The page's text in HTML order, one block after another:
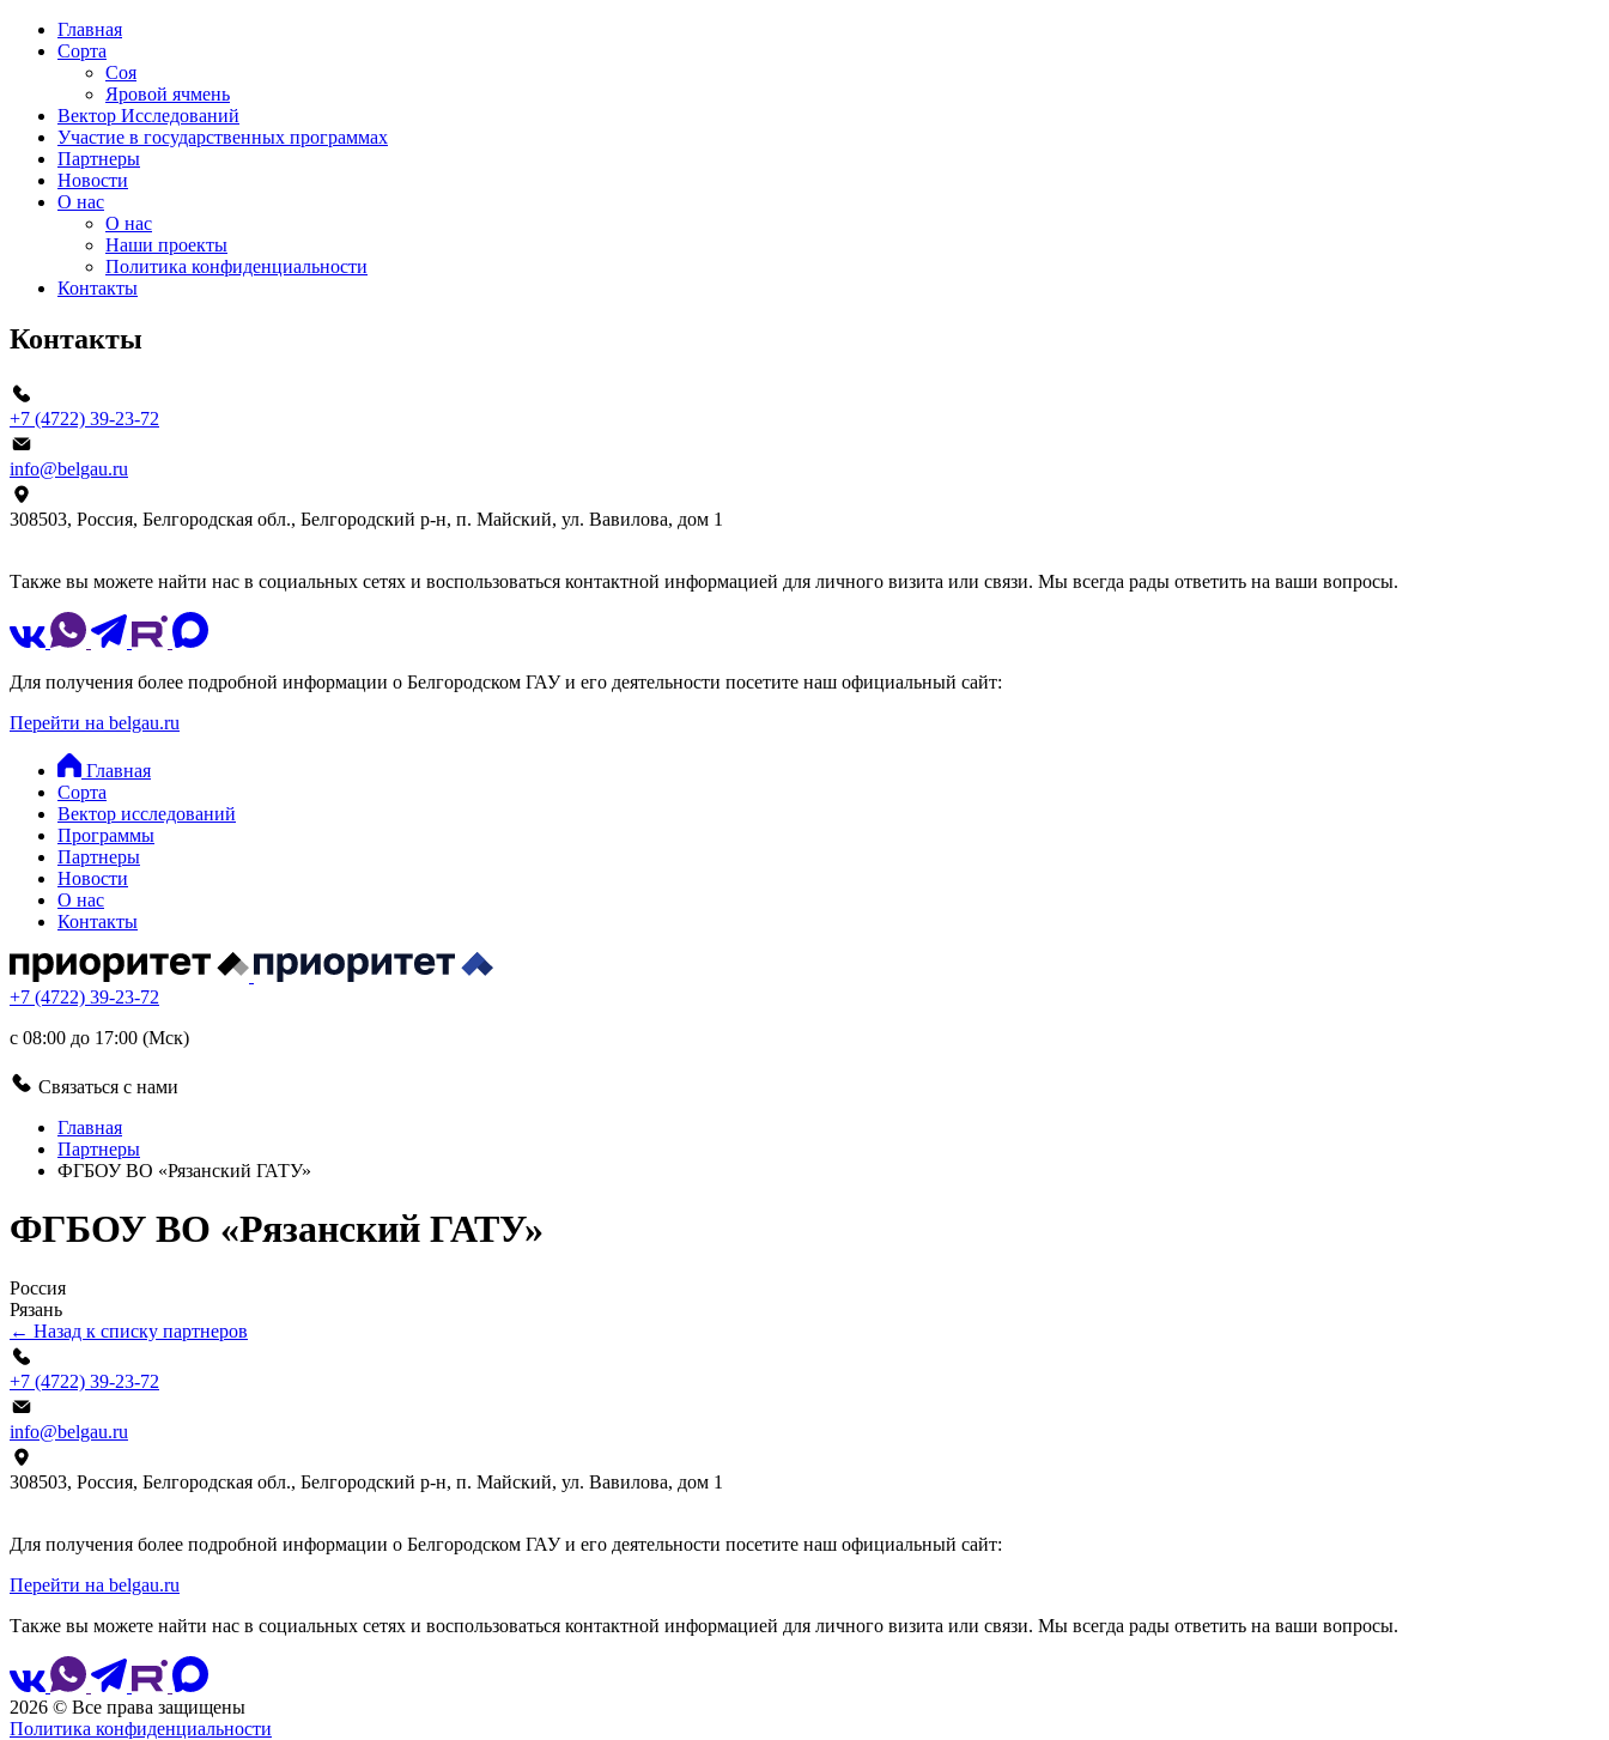
Главная
Сорта
Соя
Яровой ячмень
Вектор Исследований
Участие в государственных программах
Партнеры
Новости
О нас
О нас
Наши проекты
Политика конфиденциальности
Контакты
Контакты
+7 (4722) 39-23-72
info@belgau.ru
308503, Россия, Белгородская обл., Белгородский р-н, п. Майский, ул. Вавилова, дом 1
Также вы можете найти нас в социальных сетях и воспользоваться контактной информацией для личного визита или связи. Мы всегда рады ответить на ваши вопросы.
Для получения более подробной информации о Белгородском ГАУ и его деятельности посетите наш официальный сайт:
Перейти на belgau.ru
Главная
Сорта
Вектор исследований
Программы
Партнеры
Новости
О нас
Контакты
+7 (4722) 39-23-72
с 08:00 до 17:00 (Мск)
Связаться с нами
Главная
Партнеры
ФГБОУ ВО «Рязанский ГАТУ»
ФГБОУ ВО «Рязанский ГАТУ»
Россия
Рязань
← Назад к списку партнеров
+7 (4722) 39-23-72
info@belgau.ru
308503, Россия, Белгородская обл., Белгородский р-н, п. Майский, ул. Вавилова, дом 1
Для получения более подробной информации о Белгородском ГАУ и его деятельности посетите наш официальный сайт:
Перейти на belgau.ru
Также вы можете найти нас в социальных сетях и воспользоваться контактной информацией для личного визита или связи. Мы всегда рады ответить на ваши вопросы.
2026 © Все права защищены
Политика конфиденциальности